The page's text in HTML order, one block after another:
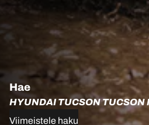
Hae
HYUNDAI TUCSON TUCSON
Viimeistele haku